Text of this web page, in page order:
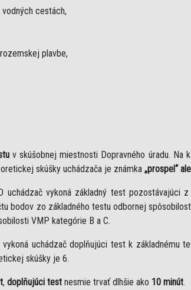
cestách,
plavbe,
v skúšobnej miestnosti Dopravného úradu. Na
skúšky uchádzača je známka „prospel“
vykoná základný test pozostávajúci z
bodov zo základného testu odbornej
VMP kategórie B a C.
uchádzač doplňujúci test k základnému
skúšky je 6.
, doplňujúci test nesmie trvať dlhšie ako 10 minút.